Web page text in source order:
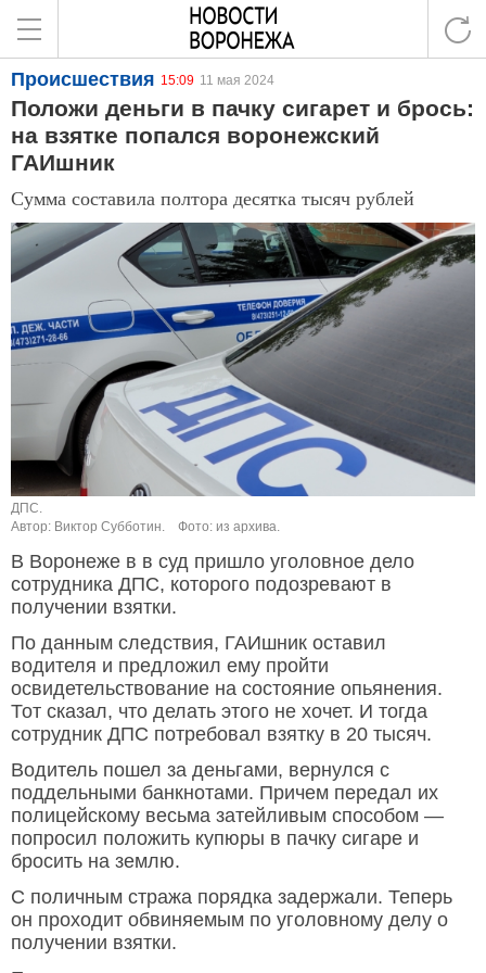
Происшествия 15:09 11 мая 2024
Положи деньги в пачку сигарет и брось:
на взятке попался воронежский
ГАИшник
Сумма составила полтора десятка тысяч рублей
ДПС.
Автор: Виктор Субботин.
Фото: из архива.
В Воронеже в в суд пришло уголовное дело
сотрудника ДПС, которого подозревают в
получении взятки.
По данным следствия, ГАИшник оставил
водителя и предложил ему пройти
освидетельствование на состояние опьянения.
Тот сказал, что делать этого не хочет. И тогда
сотрудник ДПС потребовал взятку в 20 тысяч.
Водитель пошел за деньгами, вернулся с
поддельными банкнотами. Причем передал их
полицейскому весьма затейливым способом —
попросил положить купюры в пачку сигаре и
бросить на землю.
С поличным стража порядка задержали. Теперь
он проходит обвиняемым по уголовному делу о
получении взятки.